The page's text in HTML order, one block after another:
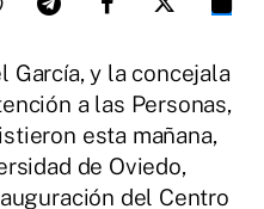
García, y la concejala
a las Personas,
esta mañana,
de Oviedo,
del Centro